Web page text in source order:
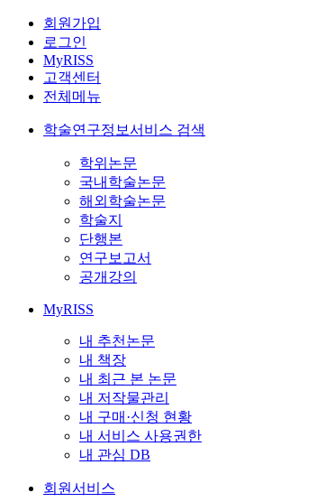
회원가입
로그인
MyRISS
고객센터
전체메뉴
학술연구정보서비스 검색
학위논문
국내학술논문
해외학술논문
학술지
단행본
연구보고서
공개강의
MyRISS
내 추천논문
내 책장
내 최근 본 논문
내 저작물관리
내 구매·신청 현황
내 서비스 사용권한
내 관심 DB
회원서비스